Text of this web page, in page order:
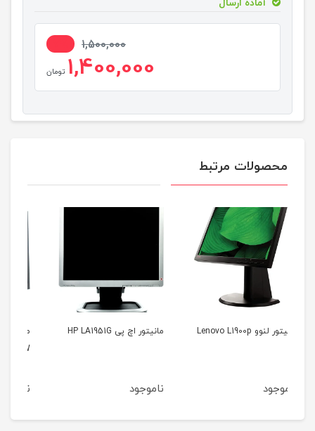
آماده ارسال
1,500,000
1,400,000 تومان
محصولات مرتبط
مانیتور اچ پی HP LA1951G
ناموجود
مانیتور سامسونگ Samsung
ناموجود